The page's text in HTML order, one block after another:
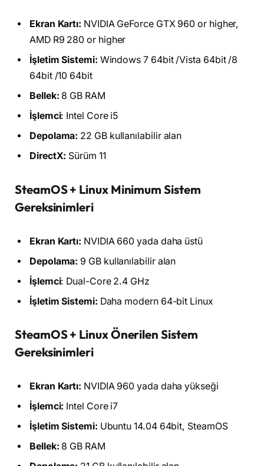
Ekran Kartı: NVIDIA GeForce GTX 960 or higher,
AMD R9 280 or higher
İşletim Sistemi: Windows 7 64bit /Vista 64bit /8
64bit /10 64bit
Bellek: 8 GB RAM
İşlemci: Intel Core i5
Depolama: 22 GB kullanılabilir alan
DirectX: Sürüm 11
SteamOS + Linux Minimum Sistem
Gereksinimleri
Ekran Kartı: NVIDIA 660 yada daha üstü
Depolama: 9 GB kullanılabilir alan
İşlemci: Dual-Core 2.4 GHz
İşletim Sistemi: Daha modern 64-bit Linux
SteamOS + Linux Önerilen Sistem
Gereksinimleri
Ekran Kartı: NVIDIA 960 yada daha yükseği
İşlemci: Intel Core i7
İşletim Sistemi: Ubuntu 14.04 64bit, SteamOS
Bellek: 8 GB RAM